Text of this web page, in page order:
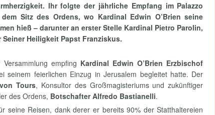
Ihr folgte der jährliche Empfang im Palazzo
Sitz des Ordens, wo Kardinal Edwin O’Brien seine
hieß – darunter an erster Stelle Kardinal Pietro Parolin,
Seiner Heiligkeit Papst Franziskus.
empfing Kardinal Edwin O’Brien Erzbischof
seinem feierlichen Einzug in Jerusalem begleitet hatte. Der
Tours, Konsultor des Großmagisteriums und zukünftiger
des Ordens, Botschafter Alfredo Bastianelli.
seine Reisen, dank derer er bereits 90% der Statthaltereien